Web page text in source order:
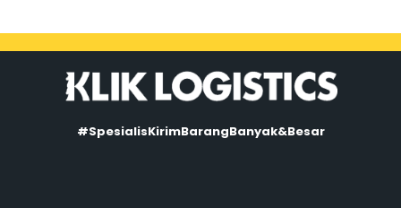
#SpesialisKirimBarangBanyak&Besar